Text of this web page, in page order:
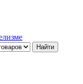
Найти